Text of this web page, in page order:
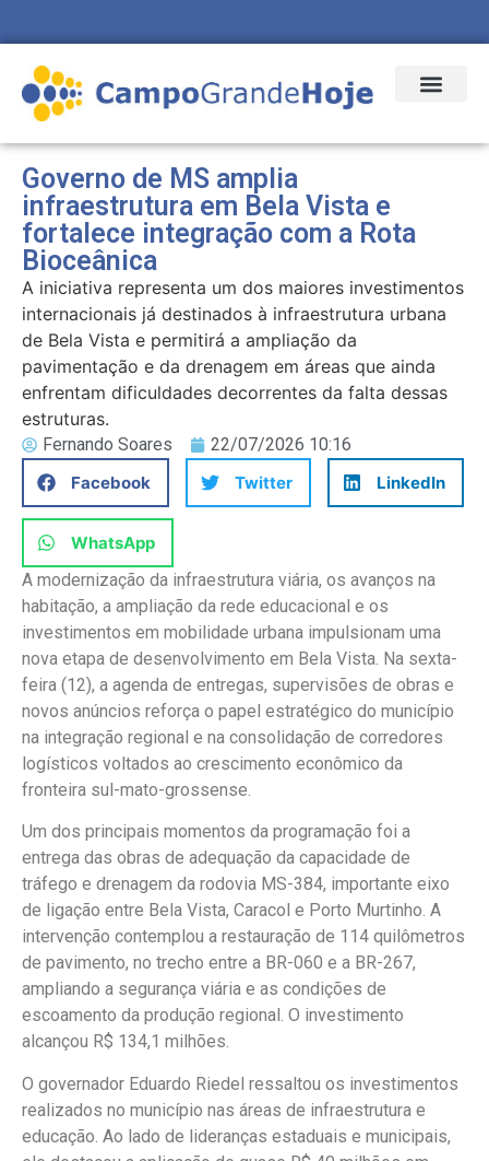
Governo de MS amplia
infraestrutura em Bela Vista e
fortalece integração com a Rota
Bioceânica
A iniciativa representa um dos maiores investimentos
internacionais já destinados à infraestrutura urbana
de Bela Vista e permitirá a ampliação da
pavimentação e da drenagem em áreas que ainda
enfrentam dificuldades decorrentes da falta dessas
estruturas.
Fernando Soares
22/07/2026 10:16
Facebook
Twitter LinkedIn
WhatsApp
A modernização da infraestrutura viária, os avanços na
habitação, a ampliação da rede educacional e os
investimentos em mobilidade urbana impulsionam uma
nova etapa de desenvolvimento em Bela Vista. Na sexta-
feira (12), a agenda de entregas, supervisões de obras e
novos anúncios reforça o papel estratégico do município
na integração regional e na consolidação de corredores
logísticos voltados ao crescimento econômico da
fronteira sul-mato-grossense.
Um dos principais momentos da programação foi a
entrega das obras de adequação da capacidade de
tráfego e drenagem da rodovia MS-384, importante eixo
de ligação entre Bela Vista, Caracol e Porto Murtinho. A
intervenção contemplou a restauração de 114 quilômetros
de pavimento, no trecho entre a BR-060 e a BR-267,
ampliando a segurança viária e as condições de
escoamento da produção regional. O investimento
alcançou R$ 134,1 milhões.
O governador Eduardo Riedel ressaltou os investimentos
realizados no município nas áreas de infraestrutura e
educação. Ao lado de lideranças estaduais e municipais,